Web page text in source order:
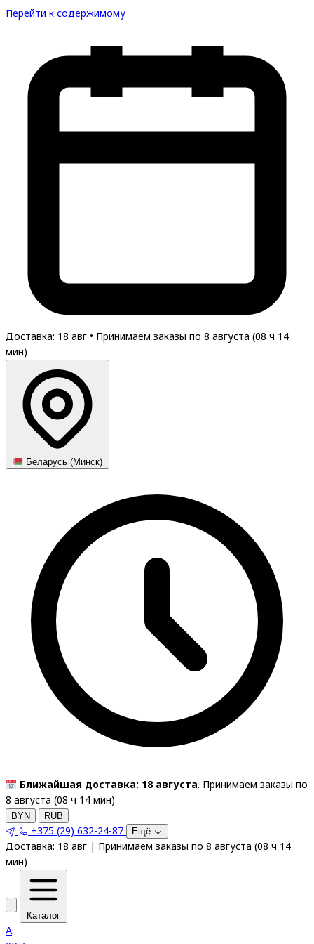
Перейти к содержимому
Доставка: 18 авг • Принимаем заказы по 8 августа (08 ч 14
мин)
Беларусь (Минск)
Ближайшая доставка: 18 августа. Принимаем заказы по
8 августа (08 ч 14 мин)
BYN RUB
+375 (29) 632-24-87 Ещё
Доставка: 18 авг | Принимаем заказы по 8 августа (08 ч 14
мин)
Каталог
A